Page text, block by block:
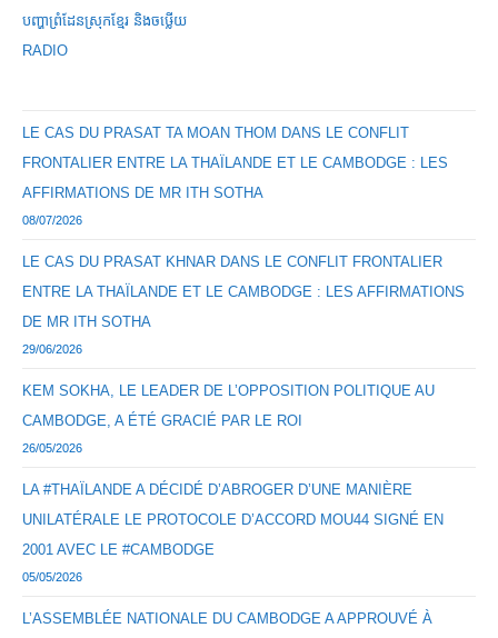
បញ្ហាព្រំដែនស្រុកខ្មែរ និងចឞ្លើយ
RADIO
LE CAS DU PRASAT TA MOAN THOM DANS LE CONFLIT
FRONTALIER ENTRE LA THAÏLANDE ET LE CAMBODGE : LES
AFFIRMATIONS DE MR ITH SOTHA
08/07/2026
LE CAS DU PRASAT KHNAR DANS LE CONFLIT FRONTALIER
ENTRE LA THAÏLANDE ET LE CAMBODGE : LES AFFIRMATIONS
DE MR ITH SOTHA
29/06/2026
KEM SOKHA, LE LEADER DE L’OPPOSITION POLITIQUE AU
CAMBODGE, A ÉTÉ GRACIÉ PAR LE ROI
26/05/2026
LA #THAÏLANDE A DÉCIDÉ D’ABROGER D’UNE MANIÈRE
UNILATÉRALE LE PROTOCOLE D’ACCORD MOU44 SIGNÉ EN
2001 AVEC LE #CAMBODGE
05/05/2026
L’ASSEMBLÉE NATIONALE DU CAMBODGE A APPROUVÉ À